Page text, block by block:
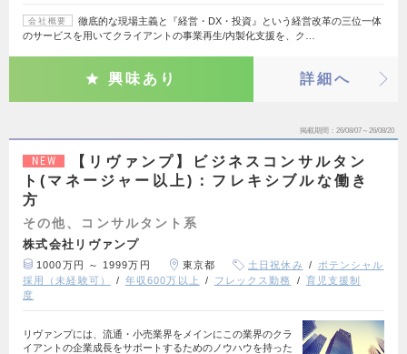
会社概要
徹底的な現場主義と『経営・DX・投資』という経営改革の三位一体
のサービスを用いてクライアントの事業再生/内製化支援を、ク…
興味あり 詳細へ
掲載期間 26/08/07～26/08/20
NEW
【リヴァンプ】ビジネスコンサルタン
ト(マネージャー以上)：フレキシブルな働き
方
その他、コンサルタント系
株式会社リヴァンプ
1000万円 ～ 1999万円 東京都 土日祝休み
ポテンシャル
採用（未経験可）
年収600万以上 フレックス勤務
育児支援制
度
リヴァンプには、流通・小売業界をメインにこの業界のクラ
イアントの企業成長をサポートするためのノウハウを持った